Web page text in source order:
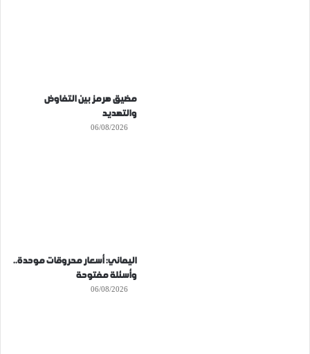
مضيق هرمز بين التفاوض
والتهديد
06/08/2026
اليماني: أسعار محروقات موحدة..
وأسئلة مفتوحة
06/08/2026